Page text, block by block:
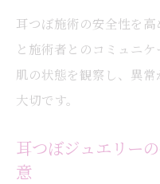
耳つぼ施術の安全性を
と施術者とのコミュニ
肌の状態を観察し、異
大切です。
耳つぼジュエリー
意